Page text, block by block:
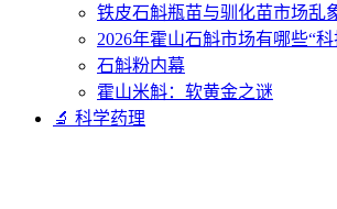
铁皮石斛瓶苗与驯化苗市场乱
2026年霍山石斛市场有哪些“
石斛粉内幕
霍山米斛：软黄金之谜
🔬 科学药理